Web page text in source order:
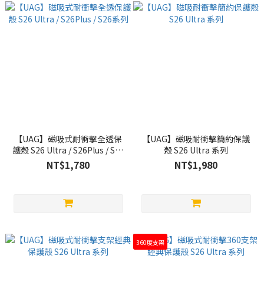
【UAG】磁吸式耐衝擊全透保
護殼 S26 Ultra / S26Plus / S26
系列
NT$1,780
【UAG】磁吸耐衝擊簡約保護
殼 S26 Ultra 系列
NT$1,980
360度支架